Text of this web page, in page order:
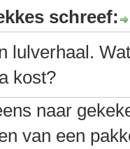
schreef:
lulverhaal.
kost?
naar
van een